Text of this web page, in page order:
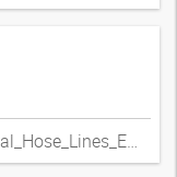
TI_HF-Questionnaire_Choice_of_Metal_Hose_Lines_ENxpdf